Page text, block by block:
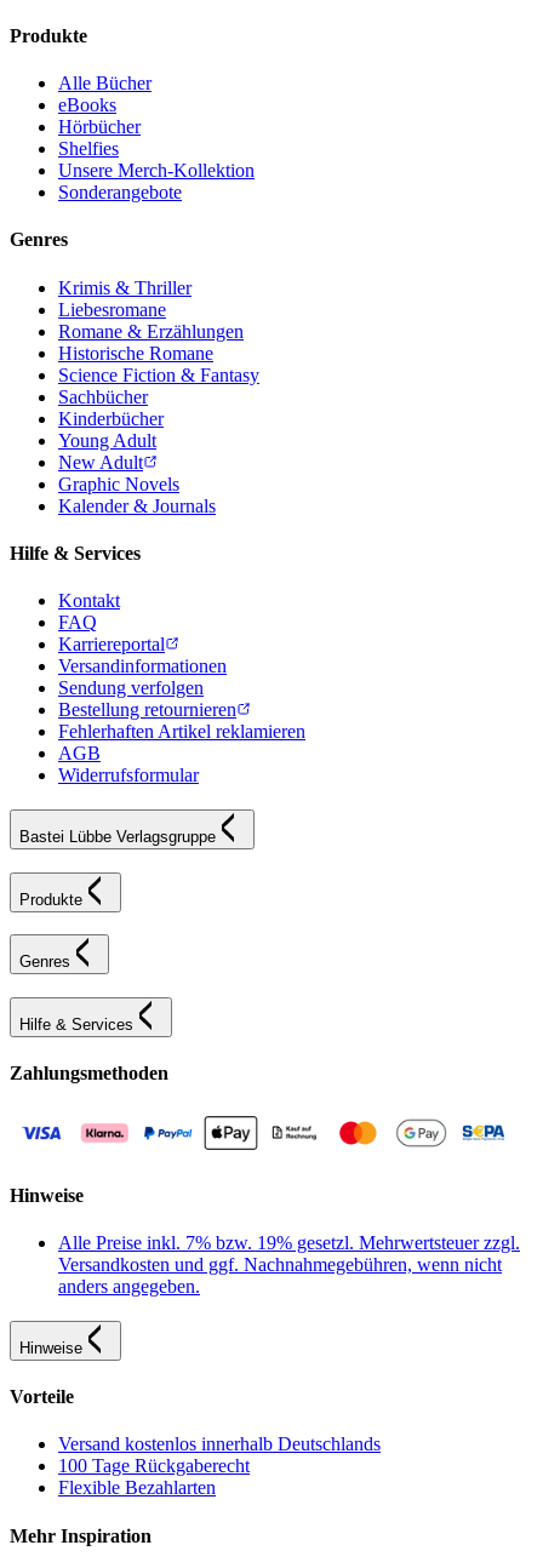
Produkte
Alle Bücher
eBooks
Hörbücher
Shelfies
Unsere Merch-Kollektion
Sonderangebote
Genres
Krimis & Thriller
Liebesromane
Romane & Erzählungen
Historische Romane
Science Fiction & Fantasy
Sachbücher
Kinderbücher
Young Adult
New Adult
Graphic Novels
Kalender & Journals
Hilfe & Services
Kontakt
FAQ
Karriereportal
Versandinformationen
Sendung verfolgen
Bestellung retournieren
Fehlerhaften Artikel reklamieren
AGB
Widerrufsformular
Bastei Lübbe Verlagsgruppe
Produkte
Genres
Hilfe & Services
Zahlungsmethoden
Hinweise
Alle Preise inkl. 7% bzw. 19% gesetzl. Mehrwertsteuer zzgl.
Versandkosten und ggf. Nachnahmegebühren, wenn nicht
anders angegeben.
Hinweise
Vorteile
Versand kostenlos innerhalb Deutschlands
100 Tage Rückgaberecht
Flexible Bezahlarten
Mehr Inspiration